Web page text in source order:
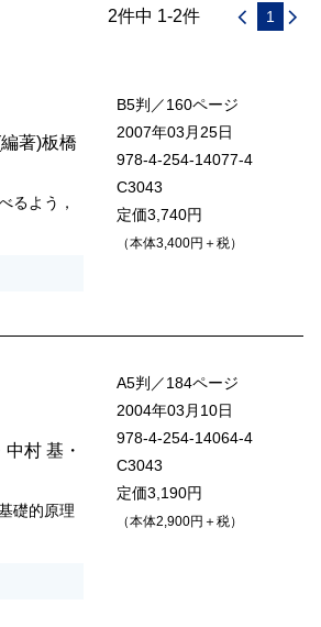
2件中 1-2件 1
著)板橋
るよう，
B5判／160ページ
2007年03月25日
978-4-254-14077-4
C3043
定価3,740円
（本体3,400円＋税）
中村 基 ・
礎的原理
A5判／184ページ
2004年03月10日
978-4-254-14064-4
C3043
定価3,190円
（本体2,900円＋税）